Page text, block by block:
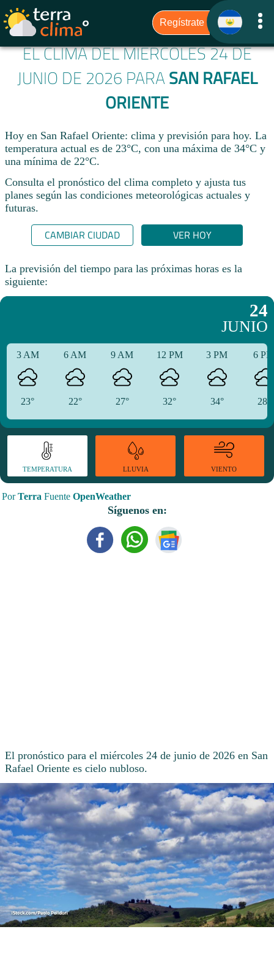
EL CLIMA DEL MIÉRCOLES 24 DE
JUNIO DE 2026 PARA SAN RAFAEL
ORIENTE
Hoy en San Rafael Oriente: clima y previsión para hoy. La
temperatura actual es de 23°C, con una máxima de 34°C y
una mínima de 22°C.​
Consulta el pronóstico del clima completo y ajusta tus
planes según las condiciones meteorológicas actuales y
futuras.
CAMBIAR CIUDAD VER HOY
La previsión del tiempo para las próximas horas es la
siguiente:
24
JUNIO
3 AM
23°
6 AM
22°
9 AM
27°
12 PM
32°
3 PM
34°
6
28°
TEMPERATURA LLUVIA VIENTO
PorTerra Fuente OpenWeather
Síguenos en:
El pronóstico para el miércoles 24 de junio de 2026 en San
Rafael Oriente es cielo nubloso.